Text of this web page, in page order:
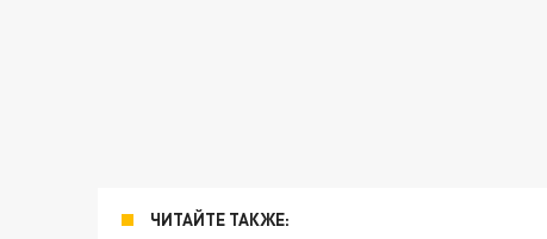
ЧИТАЙТЕ ТАКЖЕ: